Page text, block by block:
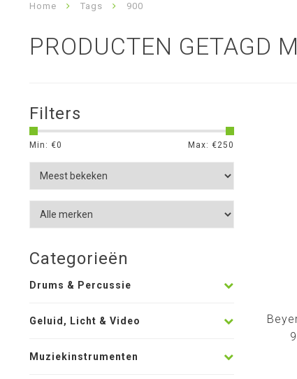
Home Tags 900
PRODUCTEN GETAGD
Filters
Min: €0 Max: €250
Categorieën
Drums & Percussie
Geluid, Licht & Video
Muziekinstrumenten